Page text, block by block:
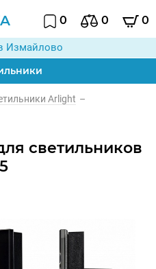
0 0 0
Измайлово
Arlight –
светильников